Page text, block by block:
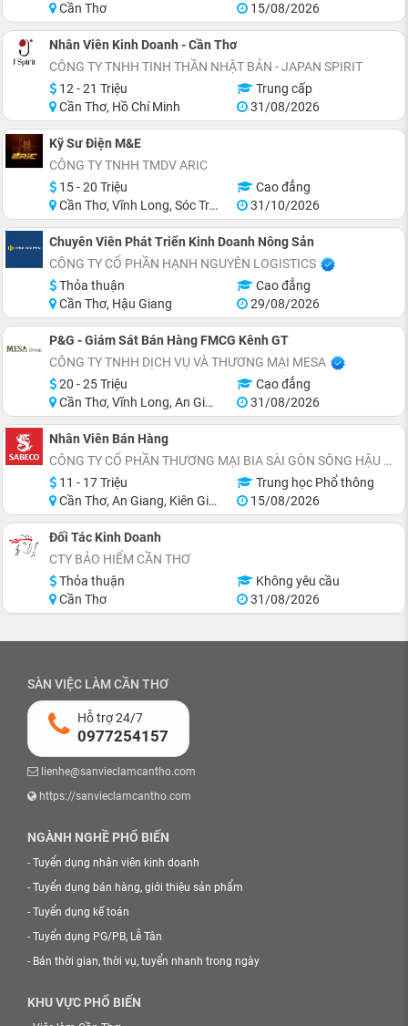
Cần Thơ
15/08/2026
Nhân Viên Kinh Doanh - Cần Thơ
CÔNG TY TNHH TINH THẦN NHẬT BẢN - JAPAN SPIRIT
12 - 21 Triệu
Trung cấp
Cần Thơ, Hồ Chí Minh
31/08/2026
Kỹ Sư Điện M&E
CÔNG TY TNHH TMDV ARIC
15 - 20 Triệu
Cao đẳng
Cần Thơ, Vĩnh Long, Sóc Trăng, Bạc Liêu, Cà Mau, Trà Vinh
31/10/2026
Chuyên Viên Phát Triển Kinh Doanh Nông Sản
CÔNG TY CỔ PHẦN HẠNH NGUYÊN LOGISTICS
Thỏa thuận
Cao đẳng
Cần Thơ, Hậu Giang
29/08/2026
P&G - Giám Sát Bán Hàng FMCG Kênh GT
CÔNG TY TNHH DỊCH VỤ VÀ THƯƠNG MẠI MESA
20 - 25 Triệu
Cao đẳng
Cần Thơ, Vĩnh Long, An Giang, Đồng Tháp, Hậu Giang, Sóc Trăng
31/08/2026
Nhân Viên Bán Hàng
CÔNG TY CỔ PHẦN THƯƠNG MẠI BIA SÀI GÒN SÔNG HẬU
11 - 17 Triệu
Trung học Phổ thông
Cần Thơ, An Giang, Kiên Giang, Sóc Trăng, Bạc Liêu, Cà Mau
15/08/2026
Đối Tác Kinh Doanh
CTY BẢO HIỂM CẦN THƠ
Thỏa thuận
Không yêu cầu
Cần Thơ
31/08/2026
SÀN VIỆC LÀM CẦN THƠ
Hỗ trợ 24/7
0977254157
lienhe@sanvieclamcantho.com
https://sanvieclamcantho.com
NGÀNH NGHỀ PHỔ BIẾN
- Tuyển dụng nhân viên kinh doanh
- Tuyển dụng bán hàng, giới thiệu sản phẩm
- Tuyển dụng kế toán
- Tuyển dụng PG/PB, Lễ Tân
- Bán thời gian, thời vụ, tuyển nhanh trong ngày
KHU VỰC PHỔ BIẾN